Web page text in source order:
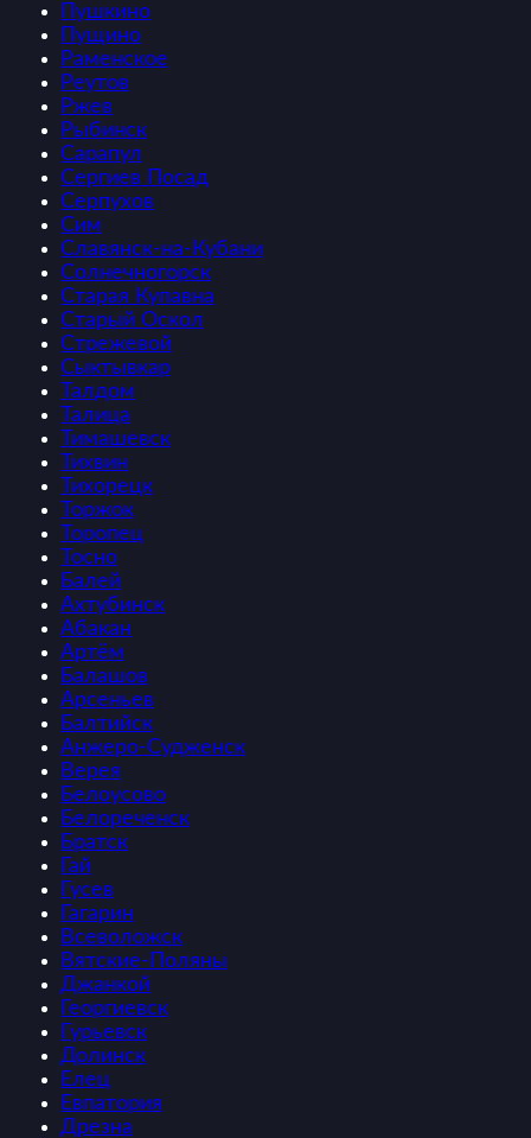
Пушкино
Пущино
Раменское
Реутов
Ржев
Рыбинск
Сарапул
Сергиев Посад
Серпухов
Сим
Славянск-на-Кубани
Солнечногорск
Старая Купавна
Старый Оскол
Стрежевой
Сыктывкар
Талдом
Талица
Тимашевск
Тихвин
Тихорецк
Торжок
Торопец
Тосно
Балей
Ахтубинск
Абакан
Артём
Балашов
Арсеньев
Балтийск
Анжеро-Судженск
Верея
Белоусово
Белореченск
Братск
Гай
Гусев
Гагарин
Всеволожск
Вятские-Поляны
Джанкой
Георгиевск
Гурьевск
Долинск
Елец
Евпатория
Дрезна